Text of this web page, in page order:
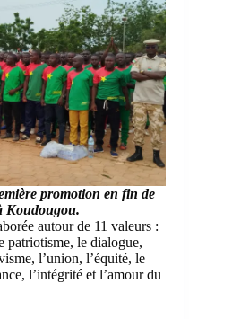
promotion en fin de
Koudougou.
autour de 11 valeurs :
patriotisme, le dialogue,
l’union, l’équité, le
l’intégrité et l’amour du